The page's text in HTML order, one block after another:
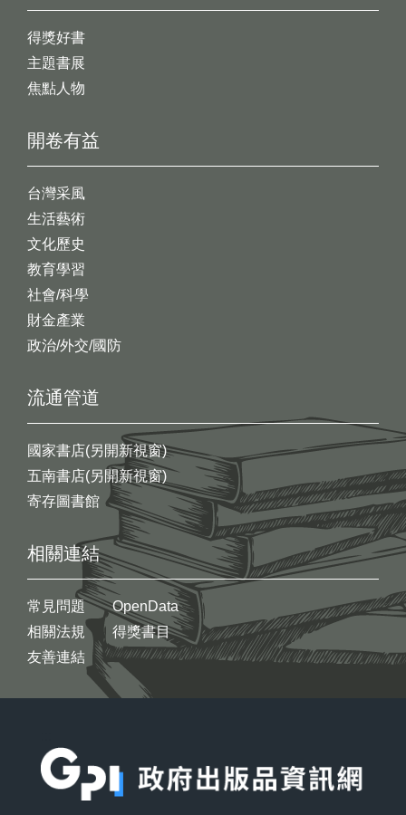
開卷有益
台灣采風
生活藝術
文化歷史
教育學習
社會/科學
財金產業
政治/外交/國防
得獎好書
主題書展
焦點人物
流通管道
國家書店(另開新視窗)
五南書店(另開新視窗)
寄存圖書館
相關連結
常見問題
相關法規
友善連結
OpenData
得獎書目